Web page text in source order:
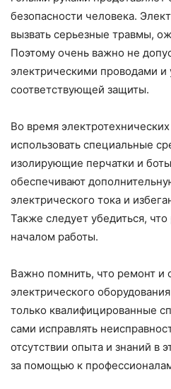
безопасности человека.
вызвать серьезные травмы,
Поэтому очень важно не
электрическими проводами и
соответствующей защиты.
Во время
использовать специальные
изолирующие перчатки и
обеспечивают
электрического тока и
Также следует убедиться,
началом работы.
Важно помнить, что ремонт и
электрического
только квалифицированные
сами исправлять
отсутствии опыта и знаний в
за помощью к